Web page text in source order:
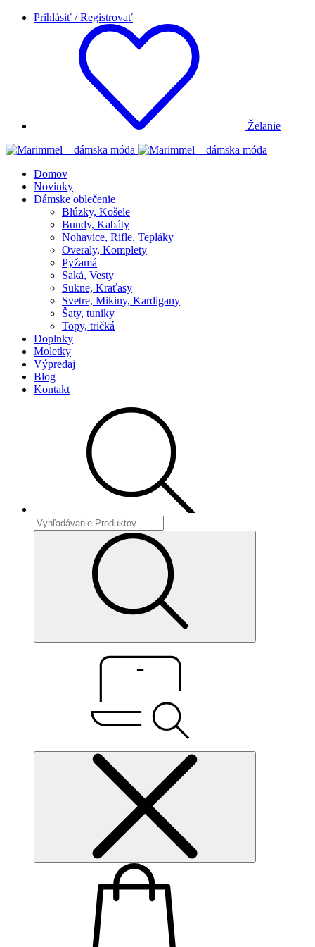
Prihlásiť / Registrovať
Želanie
Domov
Novinky
Dámske oblečenie
Blúzky, Košele
Bundy, Kabáty
Nohavice, Rifle, Tepláky
Overaly, Komplety
Pyžamá
Saká, Vesty
Sukne, Kraťasy
Svetre, Mikiny, Kardigany
Šaty, tuniky
Topy, tričká
Doplnky
Moletky
Výpredaj
Blog
Kontakt